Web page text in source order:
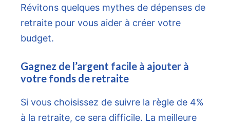
Révitons quelques mythes de dépenses de
retraite pour vous aider à créer votre
budget.
Gagnez de l’argent facile à ajouter à
votre fonds de retraite
Si vous choisissez de suivre la règle de 4%
à la retraite, ce sera difficile. La meilleure